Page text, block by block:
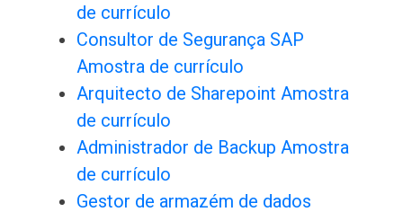
de currículo
Consultor de Segurança SAP
Amostra de currículo
Arquitecto de Sharepoint Amostra
de currículo
Administrador de Backup Amostra
de currículo
Gestor de armazém de dados